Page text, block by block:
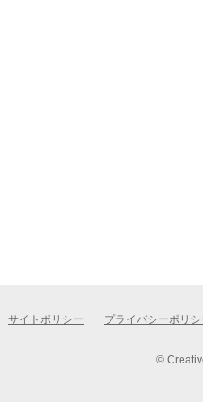
サイトポリシー プライバシーポリシ
©